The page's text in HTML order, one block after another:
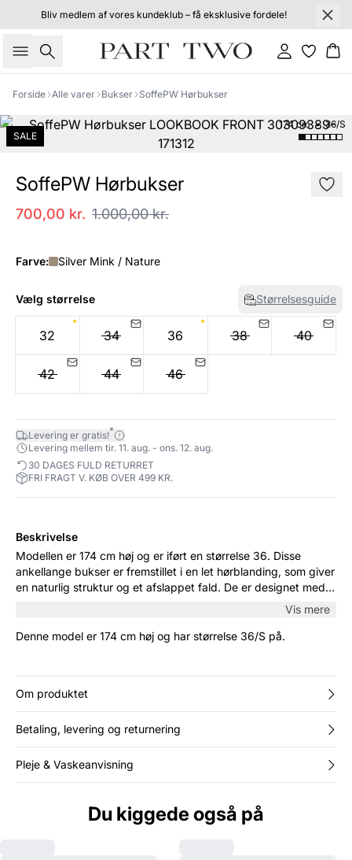
Bliv medlem af vores kundeklub – få eksklusive fordele!
Søg Log ind
Forside Alle varer Bukser SoffePW Hørbukser
174 cm • 36/S
SALE
SoffePW Hørbukser
700,00 kr. 1.000,00 kr.
Farve: Silver Mink / Nature
Vælg størrelse Størrelsesguide
32 34 36 38 40
42 44 46
Levering er gratis!*
Levering mellem tir. 11. aug. - ons. 12. aug.
30 DAGES FULD RETURRET
FRI FRAGT V. KØB OVER 499 KR.
Beskrivelse
Modellen er 174 cm høj og er iført en størrelse 36. Disse
ankellange bukser er fremstillet i en let hørblanding, som giver
en naturlig struktur og et afslappet fald. De er designet med
mellemhøj talje, bæltestropper og diskrete sidelommer, der
skaber et skræddersyet udtryk. Style dem med en skjorte
eller en blød strik til et ubesværet hverdagslook.
Vis mere
Denne model er 174 cm høj og har størrelse 36/S på.
Om produktet
Betaling, levering og returnering
Pleje & Vaskeanvisning
Du kiggede også på